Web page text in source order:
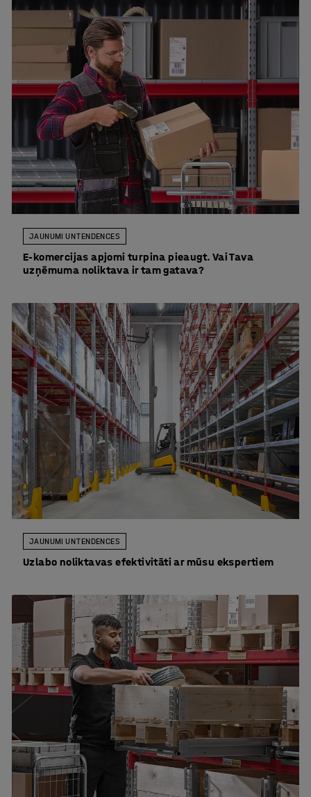
JAUNUMI UN TENDENCES
E-komercijas apjomi turpina pieaugt. Vai Tava
uzņēmuma noliktava ir tam gatava?
JAUNUMI UN TENDENCES
Uzlabo noliktavas efektivitāti ar mūsu ekspertiem